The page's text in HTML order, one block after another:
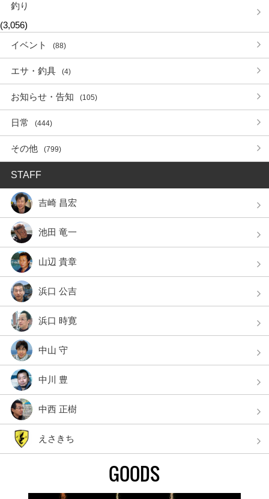
釣り
(3,056)
イベント
(88)
エサ・釣具 (4)
お知らせ・告知 (105)
日常 (444)
その他 (799)
STAFF
吉崎 昌宏
池田 竜一
山辺 貴章
浜口 公吉
浜口 時寛
中山 守
中川 豊
中西 正樹
えさきち
GOODS